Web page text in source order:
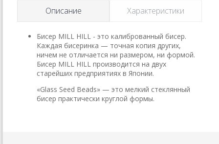
Описание Характеристики
Бисер MILL HILL - это калиброванный бисер.
Каждая бисеринка — точная копия других,
ничем не отличается ни размером, ни формой.
Бисер MILL HILL производится на двух
старейших предприятиях в Японии.
«Glass Seed Beads» — это мелкий стеклянный
бисер практически круглой формы.